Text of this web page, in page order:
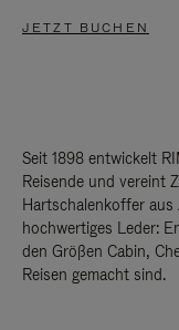
JETZT BUCHEN
Seit 1898 entwickelt
Reisende und vereint
Hartschalenkoffer
hochwertiges Leder:
den Größen Cabin,
Reisen gemacht sind.